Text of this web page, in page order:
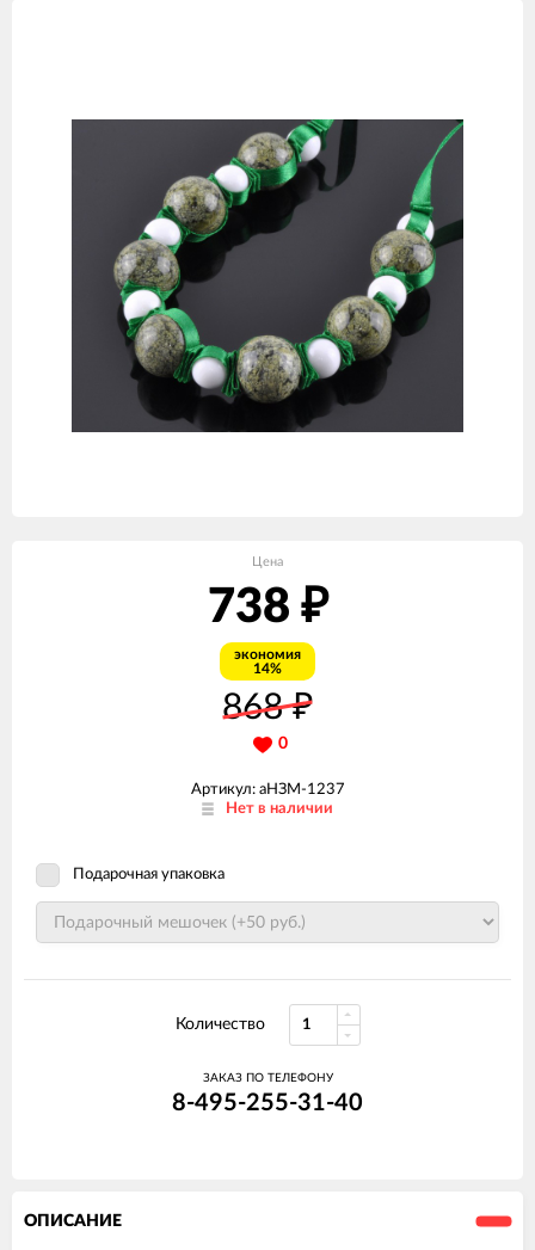
Цена
738 ₽
экономия
14%
868₽
0
Артикул: аНЗМ-1237
Нет в наличии
Подарочная упаковка
Количество
ЗАКАЗ ПО ТЕЛЕФОНУ
8-495-255-31-40
ОПИСАНИЕ